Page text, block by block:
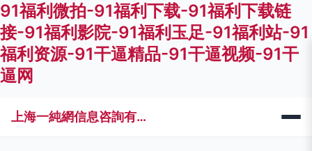
91福利微拍-91福利下载-91福利下载链
接-91福利影院-91福利玉足-91福利站-91
福利资源-91干逼精品-91干逼视频-91干
逼网
上海一純網信息咨詢有限公司